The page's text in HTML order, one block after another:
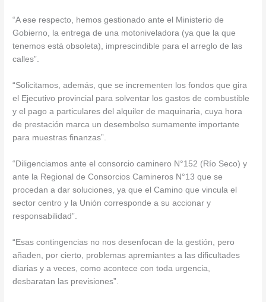
“A ese respecto, hemos gestionado ante el Ministerio de
Gobierno, la entrega de una motoniveladora (ya que la que
tenemos está obsoleta), imprescindible para el arreglo de las
calles”.
“Solicitamos, además, que se incrementen los fondos que gira
el Ejecutivo provincial para solventar los gastos de combustible
y el pago a particulares del alquiler de maquinaria, cuya hora
de prestación marca un desembolso sumamente importante
para muestras finanzas”.
“Diligenciamos ante el consorcio caminero N°152 (Río Seco) y
ante la Regional de Consorcios Camineros N°13 que se
procedan a dar soluciones, ya que el Camino que vincula el
sector centro y la Unión corresponde a su accionar y
responsabilidad”.
“Esas contingencias no nos desenfocan de la gestión, pero
añaden, por cierto, problemas apremiantes a las dificultades
diarias y a veces, como acontece con toda urgencia,
desbaratan las previsiones”.